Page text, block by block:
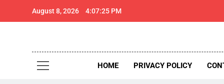
August 8, 2026 4:07:26 PM
Thar
HOME PRIVACY POLICY